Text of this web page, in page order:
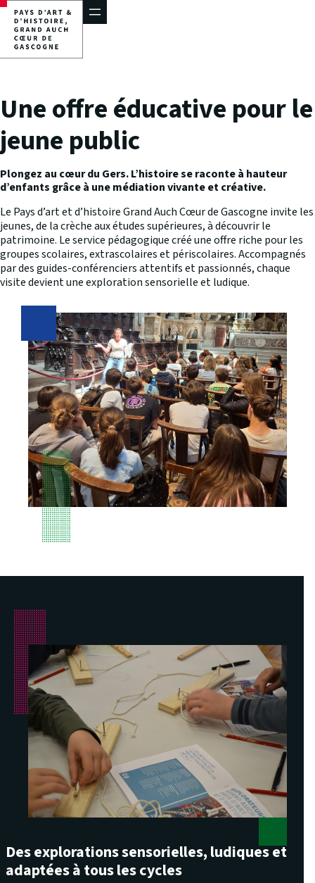
Aller
contenu
Une offre éducative pour le
jeune public
Plongez au cœur du Gers. L’histoire se raconte à hauteur
d’enfants grâce à une médiation vivante et créative.
Le Pays d’art et d’histoire Grand Auch Cœur de Gascogne invite les
jeunes, de la crèche aux études supérieures, à découvrir le
patrimoine. Le service pédagogique créé une offre riche pour les
groupes scolaires, extrascolaires et périscolaires. Accompagnés
par des guides-conférenciers attentifs et passionnés, chaque
visite devient une exploration sensorielle et ludique.
Des explorations sensorielles, ludiques et
adaptées à tous les cycles